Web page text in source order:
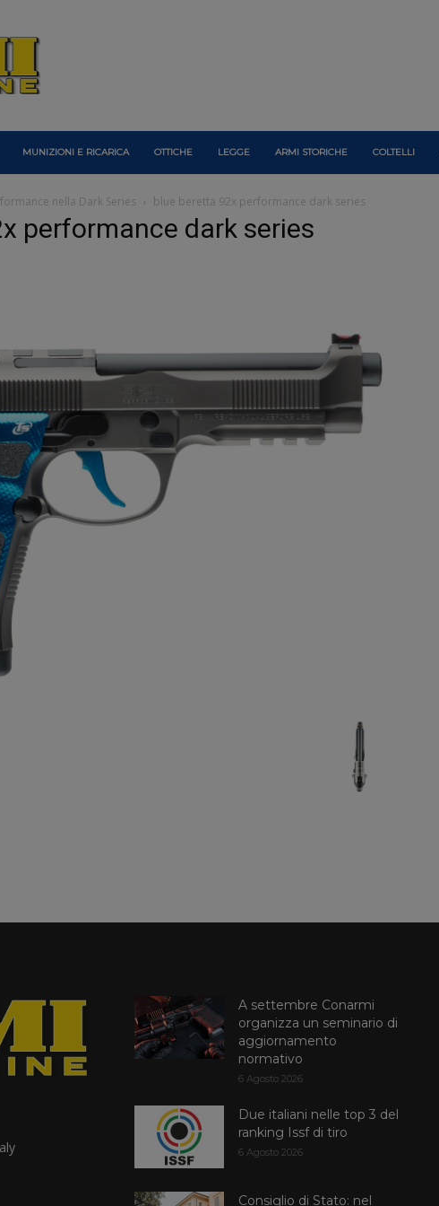
MUNIZIONI E RICARICA OTTICHE LEGGE ARMI STORICHE COLTELLI
nella Dark Series blue beretta 92x performance dark series
performance dark series
A settembre Conarmi
organizza un seminario di
aggiornamento
normativo
6 Agosto 2026
Due italiani nelle top 3 del
ranking Issf di tiro
6 Agosto 2026
Consiglio di Stato: nel